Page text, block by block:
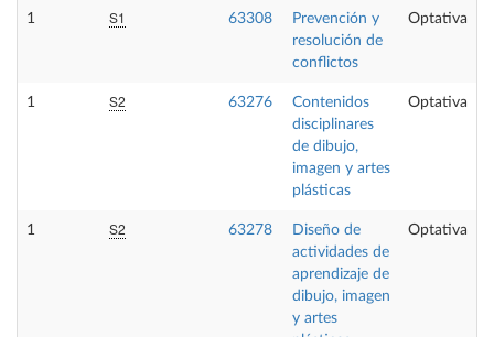
1 S1 63308
Prevención y
resolución de
conflictos
Optativa
1 S2 63276
Contenidos
disciplinares
de dibujo,
imagen y artes
plásticas
Optativa
1 S2 63278
Diseño de
actividades de
aprendizaje de
dibujo, imagen
y artes
Optativa